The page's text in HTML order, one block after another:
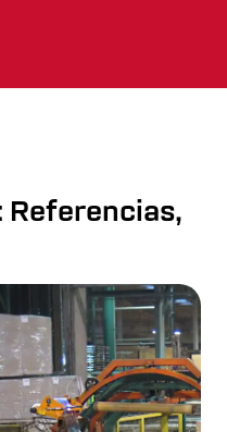
Referencias,